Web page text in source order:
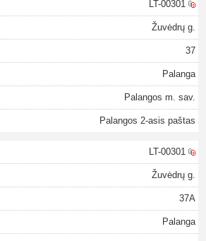
LT-00301
Žuvėdrų g.
37
Palanga
Palangos m. sav.
Palangos 2-asis paštas
LT-00301
Žuvėdrų g.
37A
Palanga